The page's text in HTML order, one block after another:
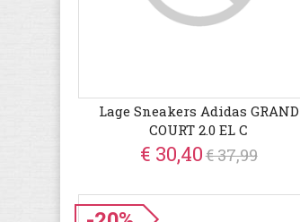
Lage Sneakers Adidas GRAND
COURT 2.0 EL C
€ 30,40€ 37,99